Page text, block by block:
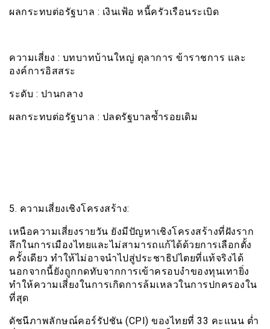
ผลกระทบต่อรัฐบาล : เงินเฟ้อ หนี้ครัวเรือนระเบิด
ความเสี่ยง ​: บทบาทบ้านใหญ่ ตุลาการ ข้าราชการ และ
องค์การอิสสระ
ระดับ : ปานกลาง
ผลกระทบต่อรัฐบาล : ปลดรัฐบาลซ้ำรอยเดิม
5. ความเสี่ยงเชิงโครงสร้าง:
เหนือความเสี่ยงรายวัน ยังมีปัญหาเชิงโครงสร้างที่ฝังราก
ลึกในการเมืองไทยและไม่สามารถแก้ได้ด้วยการเลือกตั้ง
ครั้งเดียว ทำให้ไม่อาจนำไปสู่ประชาธิปไตยที่แท้จริงได้
นอกจากนี้ยังถูกกดทับจากการเข้าครอบงำของทุนเทายิ่ง
ทำให้ความเสี่ยงในการเกิดการล้มเหลวในการปกครองใน
ที่สุด
ดัชนีภาพลักษณ์คอร์รัปชัน (CPI) ของไทยที่ 33 คะแนน ต่ำ